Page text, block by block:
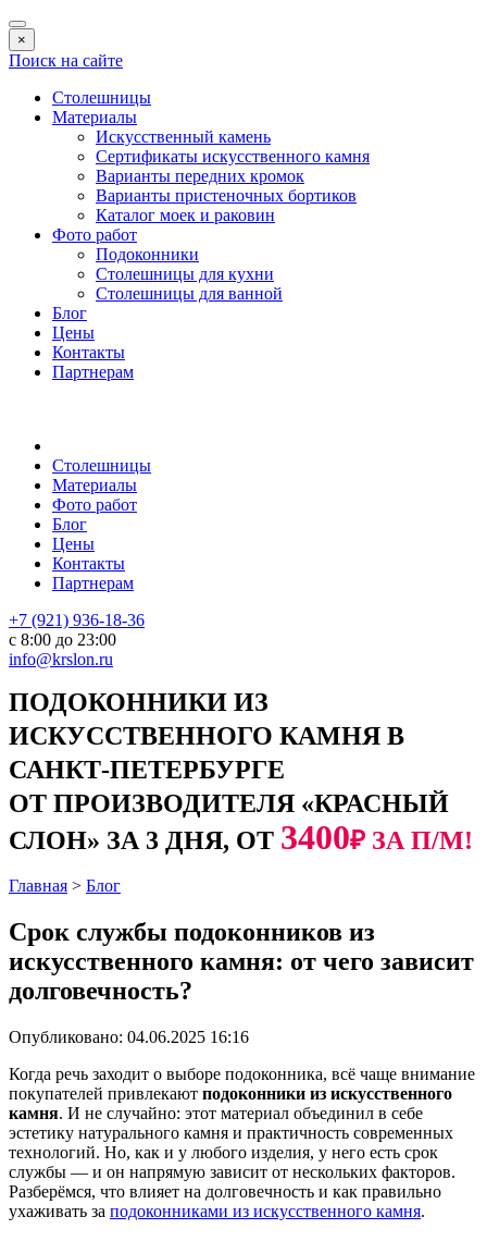
×
Поиск на сайте
Столешницы
Материалы
Искусственный камень
Сертификаты искусственного камня
Варианты передних кромок
Варианты пристеночных бортиков
Каталог моек и раковин
Фото работ
Подоконники
Столешницы для кухни
Столешницы для ванной
Блог
Цены
Контакты
Партнерам
Столешницы
Материалы
Фото работ
Блог
Цены
Контакты
Партнерам
+7 (921) 936-18-36
с 8:00 до 23:00
info@krslon.ru
ПОДОКОННИКИ ИЗ
ИСКУССТВЕННОГО КАМНЯ В
САНКТ-ПЕТЕРБУРГЕ
ОТ ПРОИЗВОДИТЕЛЯ «КРАСНЫЙ
СЛОН» ЗА 3 ДНЯ, ОТ 3400₽ ЗА П/М!
Главная > Блог
Срок службы подоконников из
искусственного камня: от чего зависит
долговечность?
Опубликовано: 04.06.2025 16:16
Когда речь заходит о выборе подоконника, всё чаще внимание
покупателей привлекают подоконники из искусственного
камня. И не случайно: этот материал объединил в себе
эстетику натурального камня и практичность современных
технологий. Но, как и у любого изделия, у него есть срок
службы — и он напрямую зависит от нескольких факторов.
Разберёмся, что влияет на долговечность и как правильно
ухаживать за подоконниками из искусственного камня.